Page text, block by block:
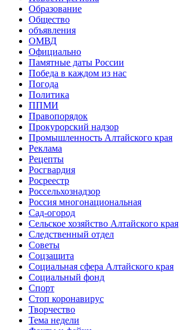
Образование
Общество
объявления
ОМВД
Официально
Памятные даты России
Победа в каждом из нас
Погода
Политика
ППМИ
Правопорядок
Прокурорский надзор
Промышленность Алтайского края
Реклама
Рецепты
Росгвардия
Росреестр
Россельхознадзор
Россия многонациональная
Сад-огород
Сельское хозяйство Алтайского края
Следственный отдел
Советы
Соцзащита
Социальная сфера Алтайского края
Социальный фонд
Спорт
Стоп коронавирус
Творчество
Тема недели